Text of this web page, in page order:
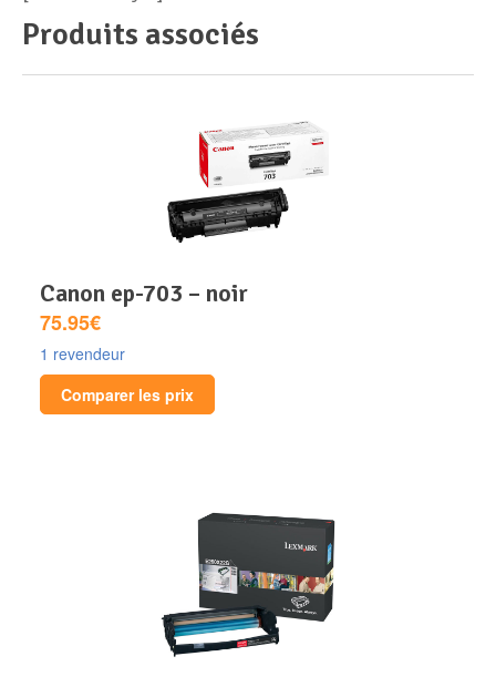
Produits associés
canon ep-703 – noir
75.95€
1 revendeur
Comparer les prix